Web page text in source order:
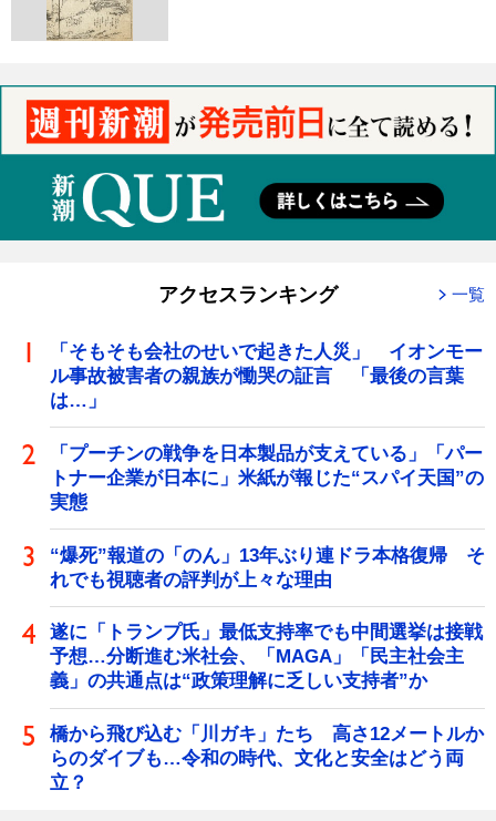
アクセスランキング 一覧
「そもそも会社のせいで起きた人災」 イオンモー
ル事故被害者の親族が慟哭の証言 「最後の言葉
は…」
「プーチンの戦争を日本製品が支えている」「パー
トナー企業が日本に」米紙が報じた“スパイ天国”の
実態
“爆死”報道の「のん」13年ぶり連ドラ本格復帰 そ
れでも視聴者の評判が上々な理由
遂に「トランプ氏」最低支持率でも中間選挙は接戦
予想…分断進む米社会、「MAGA」「民主社会主
義」の共通点は“政策理解に乏しい支持者”か
橋から飛び込む「川ガキ」たち 高さ12メートルか
らのダイブも…令和の時代、文化と安全はどう両
立？